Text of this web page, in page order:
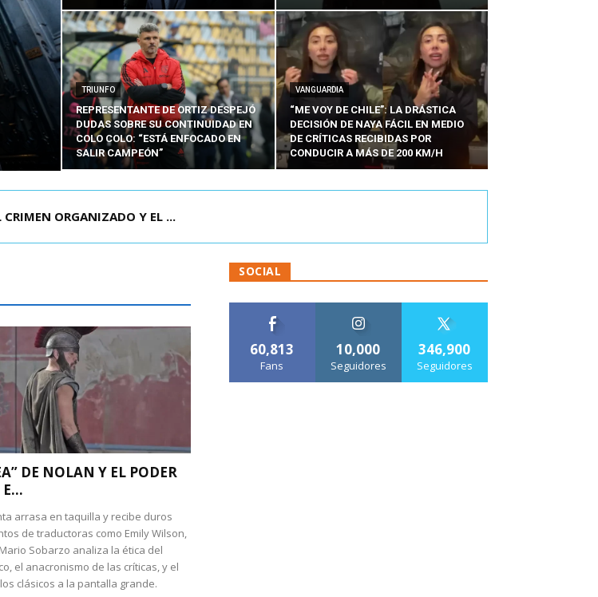
TRIUNFO
REPRESENTANTE DE ORTIZ DESPEJÓ
DUDAS SOBRE SU CONTINUIDAD EN
COLO COLO: “ESTÁ ENFOCADO EN
SALIR CAMPEÓN”
VANGUARDIA
“ME VOY DE CHILE”: LA DRÁSTICA
DECISIÓN DE NAYA FÁCIL EN MEDIO
DE CRÍTICAS RECIBIDAS POR
CONDUCIR A MÁS DE 200 KM/H
TRAS SUFRIR ACCID...
DE NOLAN Y EL PODER
arrasa en taquilla y recibe duros
de traductoras como Emily Wilson,
Sobarzo analiza la ética del
el anacronismo de las críticas, y el
clásicos a la pantalla grande.
SOCIAL
60,813
Fans
10,000
Seguidores
346,900
Seguidores